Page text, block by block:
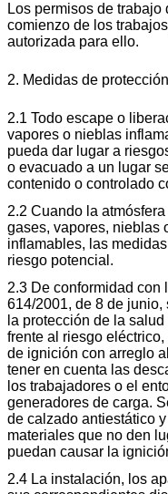
Los permisos de trabajo
comienzo de los
autorizada para ello.
2. Medidas de
2.1 Todo escape o
vapores o nieblas
pueda dar lugar a
o evacuado a un lugar
contenido o controlado
2.2 Cuando la
gases, vapores, nieblas
inflamables, las
riesgo potencial.
2.3 De conformidad con
614/2001, de 8 de
la protección de la
frente al riesgo
de ignición con arreglo
tener en cuenta las
los trabajadores o el
generadores de carga.
de calzado antiestático
materiales que no den
puedan causar la
2.4 La instalación, los